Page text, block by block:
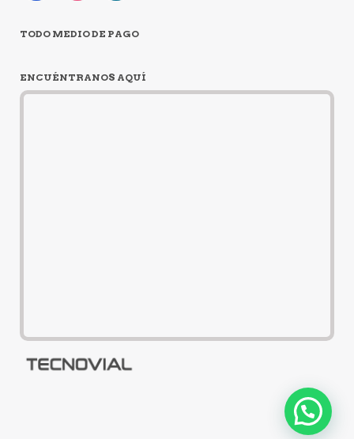
TODO MEDIO DE PAGO
ENCUÉNTRANOS AQUÍ